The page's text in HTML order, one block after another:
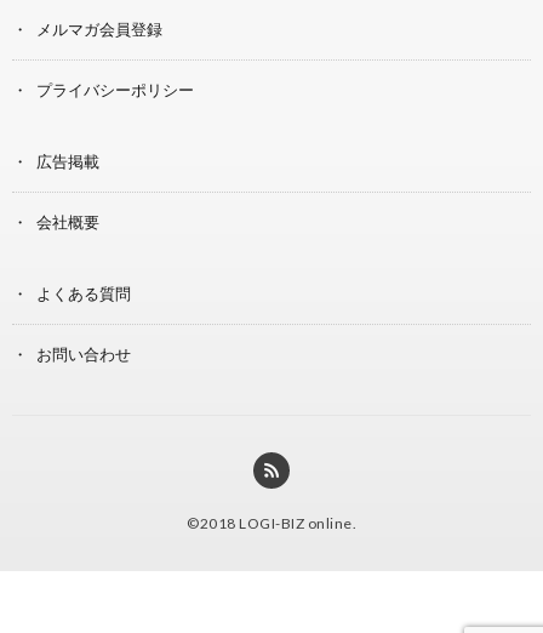
メルマガ会員登録
プライバシーポリシー
広告掲載
会社概要
よくある質問
お問い合わせ
©2018 LOGI-BIZ online